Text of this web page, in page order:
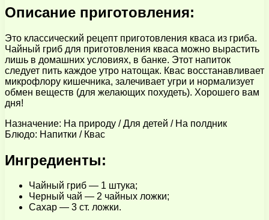
Описание приготовления:
Это классический рецепт приготовления кваса из гриба.
Чайный гриб для приготовления кваса можно вырастить
лишь в домашних условиях, в банке. Этот напиток
следует пить каждое утро натощак. Квас восстанавливает
микрофлору кишечника, залечивает угри и нормализует
обмен веществ (для желающих похудеть). Хорошего вам
дня!
Назначение: На природу / Для детей / На полдник
Блюдо: Напитки / Квас
Ингредиенты:
Чайный гриб — 1 штука;
Черный чай — 2 чайных ложки;
Сахар — 3 ст. ложки.